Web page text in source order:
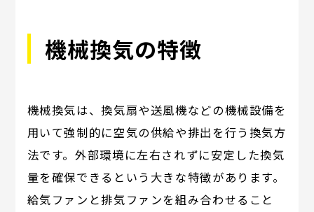
機械換気の特徴
機械換気は、換気扇や送風機などの機械設備を
用いて強制的に空気の供給や排出を行う換気方
法です。外部環境に左右されずに安定した換気
量を確保できるという大きな特徴があります。
給気ファンと排気ファンを組み合わせること